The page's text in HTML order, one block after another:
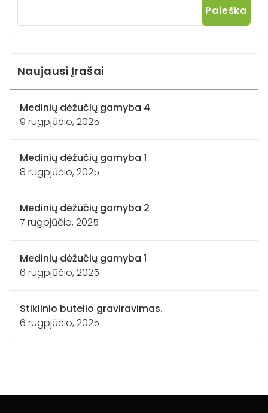
Paieška
Naujausi Įrašai
Medinių dėžučių gamyba 4
9 rugpjūčio, 2025
Medinių dėžučių gamyba 1
8 rugpjūčio, 2025
Medinių dėžučių gamyba 2
7 rugpjūčio, 2025
Medinių dėžučių gamyba 1
6 rugpjūčio, 2025
Stiklinio butelio graviravimas.
6 rugpjūčio, 2025